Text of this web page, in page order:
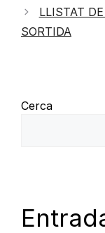
LLISTAT
SORTIDA
Cerca